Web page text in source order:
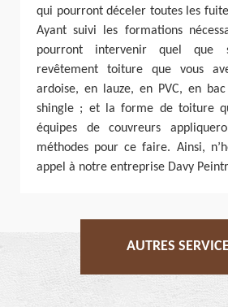
qui pourront déceler toutes les
Ayant suivi les formations
pourront intervenir quel
revêtement toiture que vous
ardoise, en lauze, en PVC, en
shingle ; et la forme de toiture
équipes de couvreurs
méthodes pour ce faire. Ainsi,
appel à notre entreprise Davy
AUTRES